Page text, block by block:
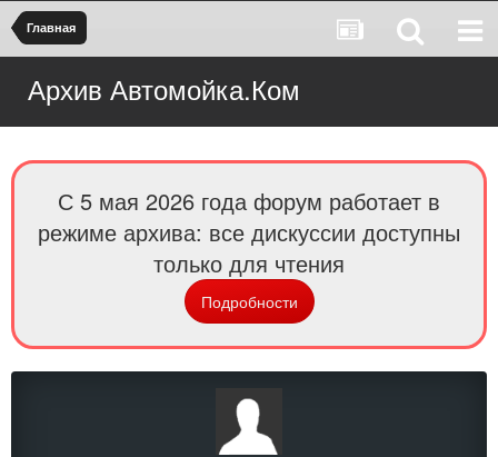
Главная
Архив Автомойка.Ком
С 5 мая 2026 года форум работает в
режиме архива: все дискуссии доступны
только для чтения
Подробности